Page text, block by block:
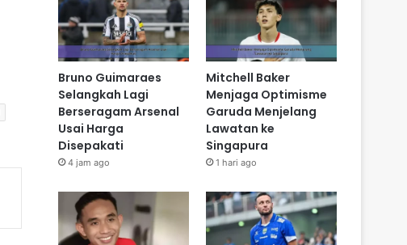
Bruno Guimaraes
Selangkah Lagi
Berseragam Arsenal
Usai Harga
Disepakati
4 jam ago
Mitchell Baker
Menjaga Optimisme
Garuda Menjelang
Lawatan ke
Singapura
1 hari ago